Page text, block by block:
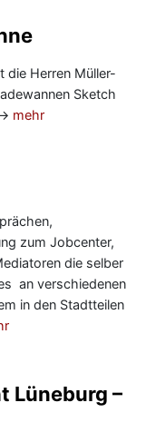
die Herren Müller-
Sketch
mehr
zum Jobcenter,
die selber
an verschiedenen
in den Stadtteilen
Lüneburg –